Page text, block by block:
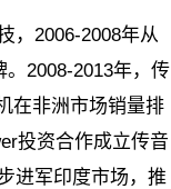
，2006-2008年从
2008-2013年，传
在非洲市场销量排
投资合作成立传音
进军印度市场，推